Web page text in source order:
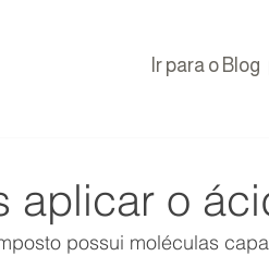
Ir para o Blog
aplicar o
possui moléculas